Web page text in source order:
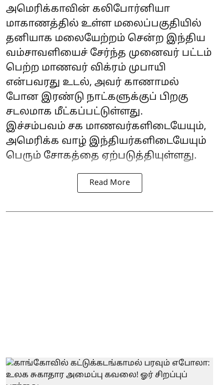
அமெரிக்காவின் கலிபோர்னியா
மாகாணத்தில் உள்ள மலைப்பகுதியில்
தனியாக மலையேற்றம் சென்ற இந்திய
வம்சாவளியைச் சேர்ந்த முனைவர் பட்டம்
பெற்ற மாணவர் விக்ரம் முபாயி
என்பவரது உடல், அவர் காணாமல்
போன இரண்டு நாட்களுக்குப் பிறகு
சடலமாக மீட்கப்பட்டுள்ளது.
இச்சம்பவம் சக மாணவர்களிடையேயும்,
அமெரிக்க வாழ் இந்தியர்களிடையேயும்
பெரும் சோகத்தை ஏற்படுத்தியுள்ளது.
Read More